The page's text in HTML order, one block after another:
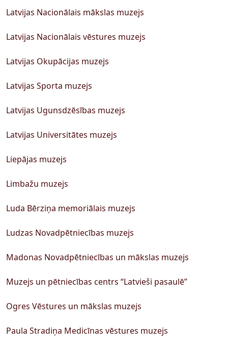
Latvijas Nacionālais mākslas muzejs
Latvijas Nacionālais vēstures muzejs
Latvijas Okupācijas muzejs
Latvijas Sporta muzejs
Latvijas Ugunsdzēsības muzejs
Latvijas Universitātes muzejs
Liepājas muzejs
Limbažu muzejs
Luda Bērziņa memoriālais muzejs
Ludzas Novadpētniecības muzejs
Madonas Novadpētniecības un mākslas muzejs
Muzejs un pētniecības centrs “Latvieši pasaulē”
Ogres Vēstures un mākslas muzejs
Paula Stradiņa Medicīnas vēstures muzejs